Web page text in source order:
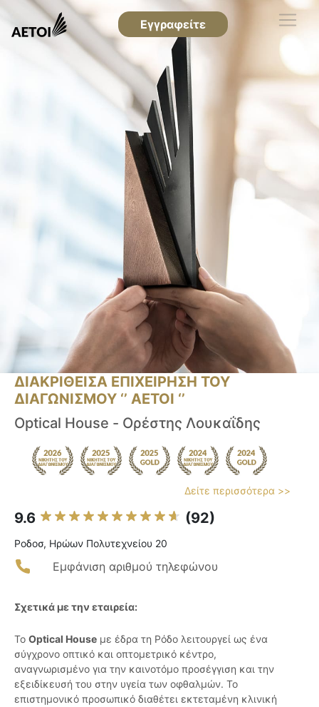
Εγγραφείτε
ΔΙΑΚΡΙΘΕΙΣΑ ΕΠΙΧΕΙΡΗΣΗ ΤΟΥ
ΔΙΑΓΩΝΙΣΜΟΥ ‘’ ΑΕΤΟΙ ‘’
Optical House - Ορέστης Λουκαΐδης
Δείτε περισσότερα >>
9.6 (92)
Ροδοσ, Ηρώων Πολυτεχνείου 20
Εμφάνιση αριθμού τηλεφώνου
Σχετικά με την εταιρεία:
Το Optical House με έδρα τη Ρόδο λειτουργεί ως ένα
σύγχρονο οπτικό και οπτομετρικό κέντρο,
αναγνωρισμένο για την καινοτόμο προσέγγιση και την
εξειδίκευσή του στην υγεία των οφθαλμών. Το
επιστημονικό προσωπικό διαθέτει εκτεταμένη κλινική